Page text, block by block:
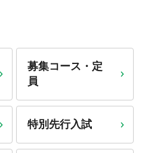
募集コース・定
員
特別先行入試